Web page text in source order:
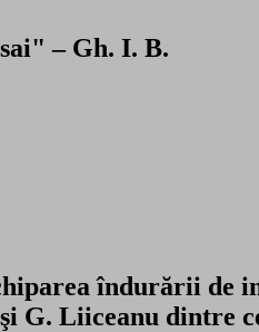
– Gh. I. B.
îndurării de
G. Liiceanu dintre